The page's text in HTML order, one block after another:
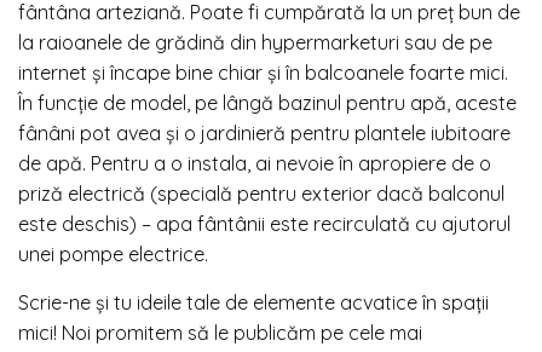
fântâna arteziană. Poate fi cumpărată la un preț bun de
la raioanele de grădină din hypermarketuri sau de pe
internet și încape bine chiar și în balcoanele foarte mici.
În funcție de model, pe lângă bazinul pentru apă, aceste
fânâni pot avea și o jardinieră pentru plantele iubitoare
de apă. Pentru a o instala, ai nevoie în apropiere de o
priză electrică (specială pentru exterior dacă balconul
este deschis) – apa fântânii este recirculată cu ajutorul
unei pompe electrice.
Scrie-ne și tu ideile tale de elemente acvatice în spații
mici! Noi promitem să le publicăm pe cele mai